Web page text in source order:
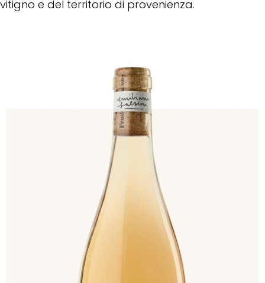
vitigno e del territorio di provenienza.